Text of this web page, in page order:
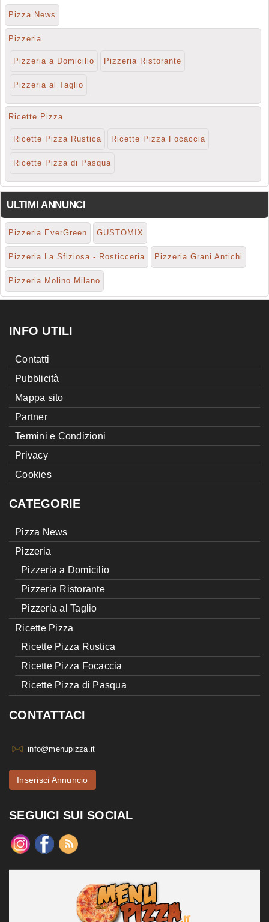
Pizza News
Pizzeria
Pizzeria a Domicilio Pizzeria Ristorante
Pizzeria al Taglio
Ricette Pizza
Ricette Pizza Rustica Ricette Pizza Focaccia
Ricette Pizza di Pasqua
ULTIMI ANNUNCI
Pizzeria EverGreen GUSTOMIX
Pizzeria La Sfiziosa - Rosticceria Pizzeria Grani Antichi
Pizzeria Molino Milano
INFO UTILI
Contatti
Pubblicità
Mappa sito
Partner
Termini e Condizioni
Privacy
Cookies
CATEGORIE
Pizza News
Pizzeria
Pizzeria a Domicilio
Pizzeria Ristorante
Pizzeria al Taglio
Ricette Pizza
Ricette Pizza Rustica
Ricette Pizza Focaccia
Ricette Pizza di Pasqua
CONTATTACI
info@menupizza.it
Inserisci Annuncio
SEGUICI SUI SOCIAL